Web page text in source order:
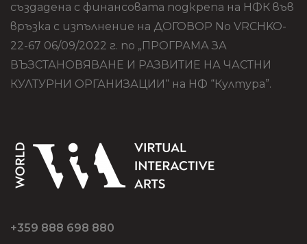
създадена с финансовата подкрепа на НФК във
връзка с изпълнение на ДОГОВОР No VRCHKO-
22-67 06/09/2022 г. по „ПРОГРАМА ЗА
ВЪЗСТАНОВЯВАНЕ И РАЗВИТИЕ НА ЧАСТНИ
КУЛТУРНИ ОРГАНИЗАЦИИ“ на НФ “Култура”.
+359 888 698 880